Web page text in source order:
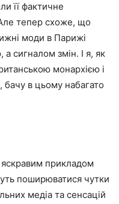
її фактичне
тепер схоже, що
моди в Парижі
сигналом змін. І я, як
монархією і
бачу в цьому набагато
яскравим прикладом
поширюватися чутки
медіа та сенсацій